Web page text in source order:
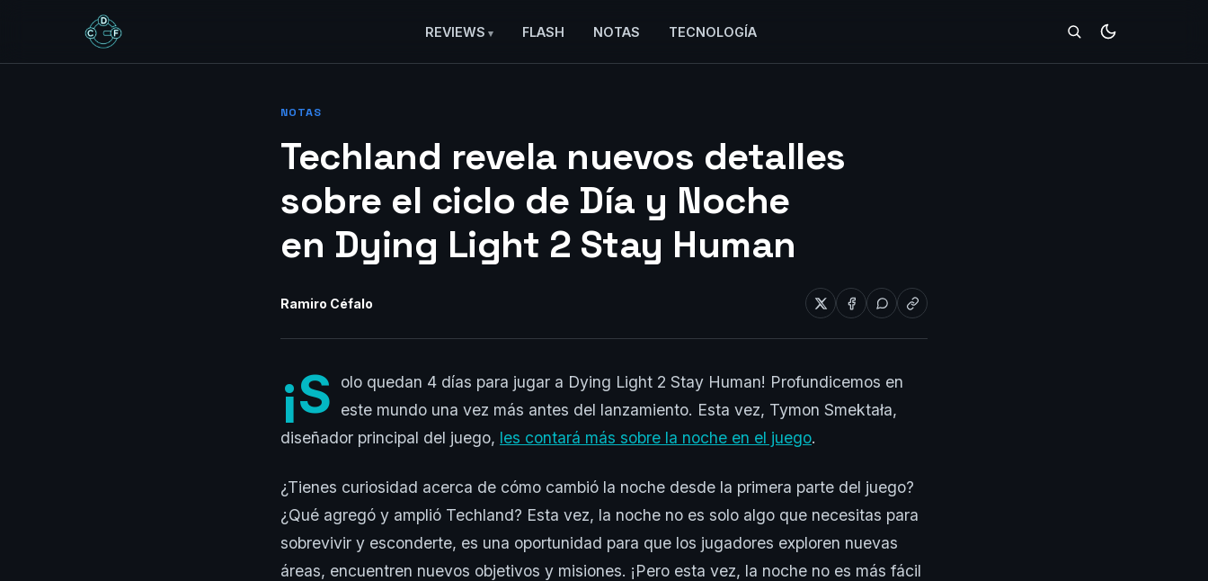
REVIEWS FLASH NOTAS TECNOLOGÍA
NOTAS
Techland revela nuevos detalles
sobre el ciclo de Día y Noche
en Dying Light 2 Stay Human
Ramiro Céfalo
¡S
olo quedan 4 días para jugar a Dying Light 2 Stay Human! Profundicemos en
este mundo una vez más antes del lanzamiento. Esta vez, Tymon Smektała,
diseñador principal del juego, les contará más sobre la noche en el juego.
¿Tienes curiosidad acerca de cómo cambió la noche desde la primera parte del juego?
¿Qué agregó y amplió Techland? Esta vez, la noche no es solo algo que necesitas para
sobrevivir y esconderte, es una oportunidad para que los jugadores exploren nuevas
áreas, encuentren nuevos objetivos y misiones. ¡Pero esta vez, la noche no es más fácil